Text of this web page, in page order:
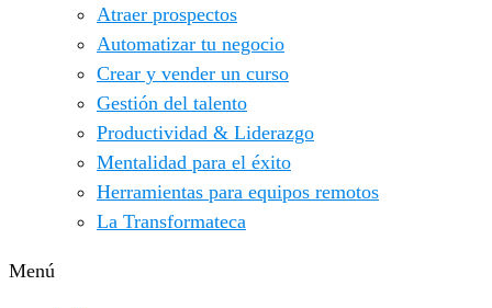
Atraer prospectos
Automatizar tu negocio
Crear y vender un curso
Gestión del talento
Productividad & Liderazgo
Mentalidad para el éxito
Herramientas para equipos remotos
La Transformateca
Menú